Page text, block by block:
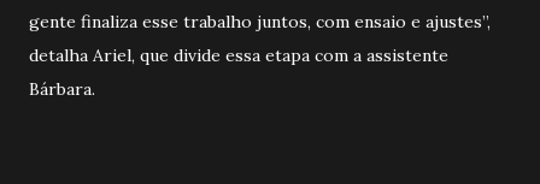
gente finaliza esse trabalho juntos, com ensaio e ajustes”,
detalha Ariel, que divide essa etapa com a assistente
Bárbara.